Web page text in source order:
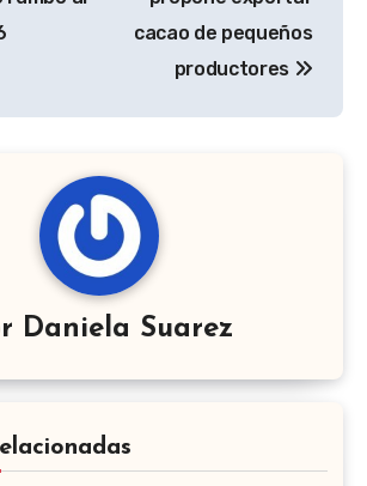
cacao de pequeños
productores
Daniela Suarez